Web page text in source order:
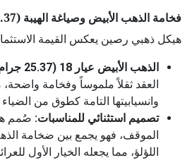
فخامة الذهب الأبيض وصياغة الهيبة (25.37 جرام):
هيكل ذهبي رصين يعكس القيمة
الذهب الأبيض عيار 18 (25.37 جرام):
العقد ثقلاً ملموساً وفخامة
وانسيابيتها التامة كطوق من
تصميم استثنائي للمناسبات: صُمم
الموقف، فهو يجمع بين ضخامة
اللؤلؤ، مما يجعله الخيار الأول